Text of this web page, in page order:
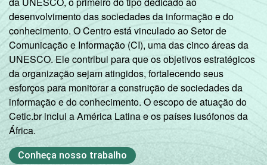
desenvolvimento das sociedades da informação e do
conhecimento. O Centro está vinculado ao Setor de
Comunicação e Informação (CI), uma das cinco áreas da
UNESCO. Ele contribui para que os objetivos estratégicos
da organização sejam atingidos, fortalecendo seus
esforços para monitorar a construção de sociedades da
informação e do conhecimento. O escopo de atuação do
Cetic.br inclui a América Latina e os países lusófonos da
África.
Conheça nosso trabalho